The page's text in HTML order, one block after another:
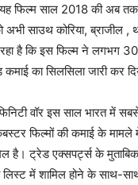
यह फिल्म साल 2018 की अब
साउथ कोरिया, ब्राजील
रहा है कि इस फिल्म ने
का सिलसिला जारी कर
वॉर इस साल भारत में
फिल्मों की कमाई के
है। ट्रेड एक्सपर्ट्स के
में शामिल होने के साथ-